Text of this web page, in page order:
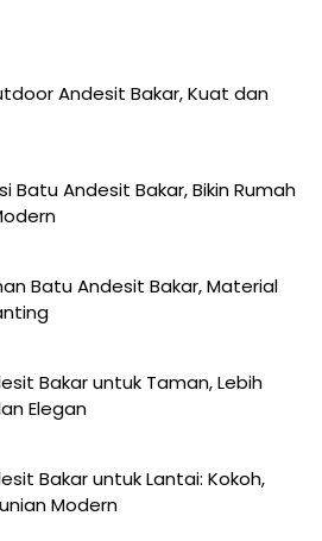
Andesit Bakar, Kuat dan
Batu Andesit Bakar, Bikin Rumah
Batu Andesit Bakar, Material
Bakar untuk Taman, Lebih
Elegan
Bakar untuk Lantai: Kokoh,
Modern